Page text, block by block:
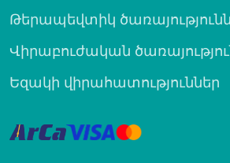
Թերապեվտիկ
Վիրաբուժական
Եզակի վիրահատություններ